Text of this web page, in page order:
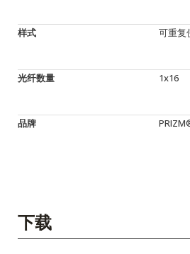
样式 可重复
光纤数量 1x16
品牌
下载